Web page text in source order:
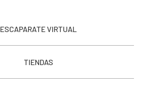
ESCAPARATE VIRTUAL
TIENDAS